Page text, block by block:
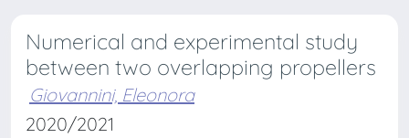
Numerical and experimental study
between two overlapping propellers
Giovannini, Eleonora
2020/2021